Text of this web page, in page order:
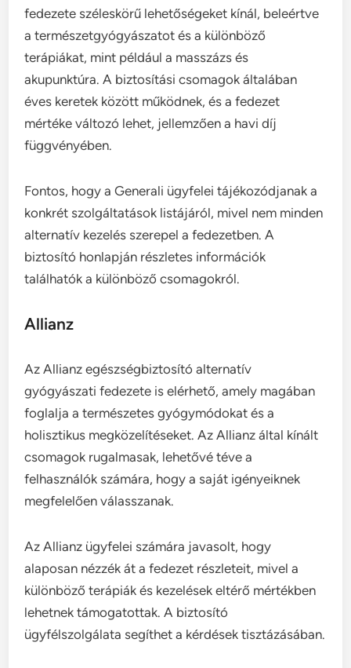
fedezete széleskörű lehetőségeket kínál, beleértve
a természetgyógyászatot és a különböző
terápiákat, mint például a masszázs és
akupunktúra. A biztosítási csomagok általában
éves keretek között működnek, és a fedezet
mértéke változó lehet, jellemzően a havi díj
függvényében.
Fontos, hogy a Generali ügyfelei tájékozódjanak a
konkrét szolgáltatások listájáról, mivel nem minden
alternatív kezelés szerepel a fedezetben. A
biztosító honlapján részletes információk
találhatók a különböző csomagokról.
Allianz
Az Allianz egészségbiztosító alternatív
gyógyászati fedezete is elérhető, amely magában
foglalja a természetes gyógymódokat és a
holisztikus megközelítéseket. Az Allianz által kínált
csomagok rugalmasak, lehetővé téve a
felhasználók számára, hogy a saját igényeiknek
megfelelően válasszanak.
Az Allianz ügyfelei számára javasolt, hogy
alaposan nézzék át a fedezet részleteit, mivel a
különböző terápiák és kezelések eltérő mértékben
lehetnek támogatottak. A biztosító
ügyfélszolgálata segíthet a kérdések tisztázásában.